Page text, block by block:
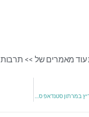
עוד מאמרים של >> תרבות